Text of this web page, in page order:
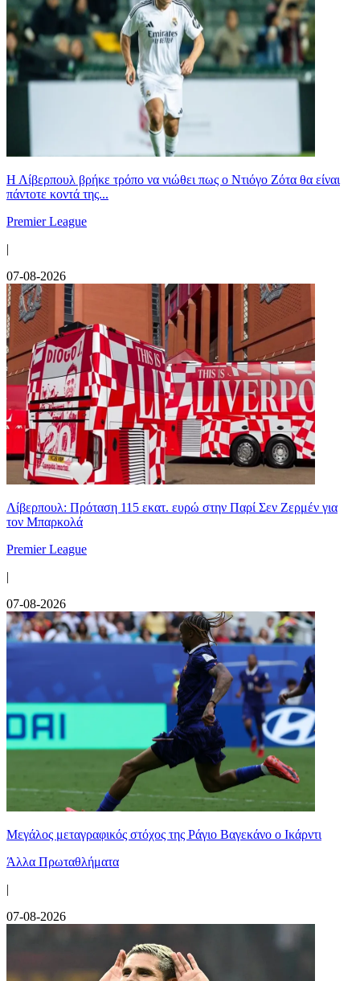
Η Λίβερπουλ βρήκε τρόπο να νιώθει πως ο Ντιόγο Ζότα θα είναι
πάντοτε κοντά της...
Premier League
|
07-08-2026
Λίβερπουλ: Πρόταση 115 εκατ. ευρώ στην Παρί Σεν Ζερμέν για
τον Μπαρκολά
Premier League
|
07-08-2026
Μεγάλος μεταγραφικός στόχος της Ράγιο Βαγεκάνο ο Ικάρντι
Άλλα Πρωταθλήματα
|
07-08-2026